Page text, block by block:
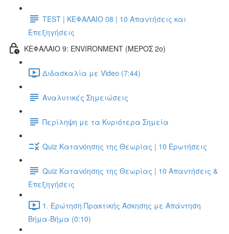
TEST | ΚΕΦΑΛΑΙΟ 08 | 10 Απαντήσεις και
Επεξηγήσεις
ΚΕΦΑΛΑΙΟ 9: ENVIRONMENT (ΜΕΡΟΣ 2o)
Διδασκαλία με Video (7:44)
Αναλυτικές Σημειώσεις
Περίληψη με τα Κυριότερα Σημεία
Quiz Κατανόησης της Θεωρίας | 10 Ερωτήσεις
Quiz Κατανόησης της Θεωρίας | 10 Απαντήσεις &
Επεξηγήσεις
1. Ερώτηση Πρακτικής Άσκησης με Απάντηση
Βήμα-Βήμα (0:10)